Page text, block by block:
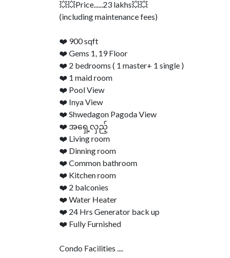
💥💥Price......23 lakhs💥💥
(including maintenance fees)
❤️ 900 sqft
❤️ Gems 1, 19 Floor
❤️ 2 bedrooms ( 1 master+ 1 single )
❤️ 1 maid room
❤️ Pool View
❤️ Inya View
❤️ Shwedagon Pagoda View
❤️ အရှေ့လှည့်
❤️ Living room
❤️ Dinning room
❤️ Common bathroom
❤️ Kitchen room
❤️ 2 balconies
❤️ Water Heater
❤️ 24 Hrs Generator back up
❤️ Fully Furnished
Condo Facilities ....